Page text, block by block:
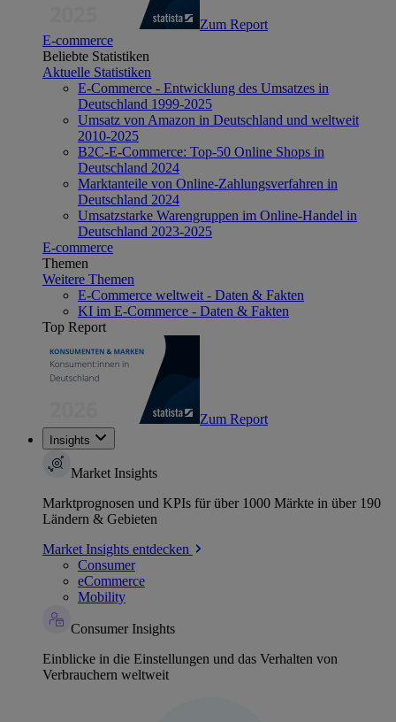
Zum Report
E-commerce
Beliebte Statistiken
Aktuelle Statistiken
E-Commerce - Entwicklung des Umsatzes in
Deutschland 1999-2025
Umsatz von Amazon in Deutschland und weltweit
2010-2025
B2C-E-Commerce: Top-50 Online Shops in
Deutschland 2024
Marktanteile von Online-Zahlungsverfahren in
Deutschland 2024
Umsatzstarke Warengruppen im Online-Handel in
Deutschland 2023-2025
E-commerce
Themen
Weitere Themen
E-Commerce weltweit - Daten & Fakten
KI im E-Commerce - Daten & Fakten
Top Report
Zum Report
Insights
Market Insights
Marktprognosen und KPIs für über 1000 Märkte in über 190
Ländern & Gebieten
Market Insights entdecken
Consumer
eCommerce
Mobility
Consumer Insights
Einblicke in die Einstellungen und das Verhalten von
Verbrauchern weltweit